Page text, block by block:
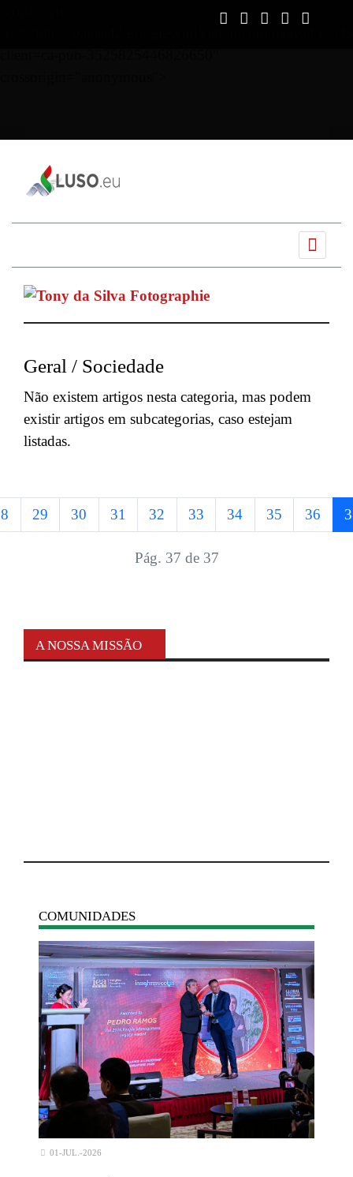
Geral / Sociedade
Não existem artigos nesta categoria, mas podem
existir artigos em subcategorias, caso estejam
listadas.
29 30 31 32 33 34 35 36
Pág. 37 de 37
A NOSSA MISSÃO
COMUNIDADES
01-JUL.-2026